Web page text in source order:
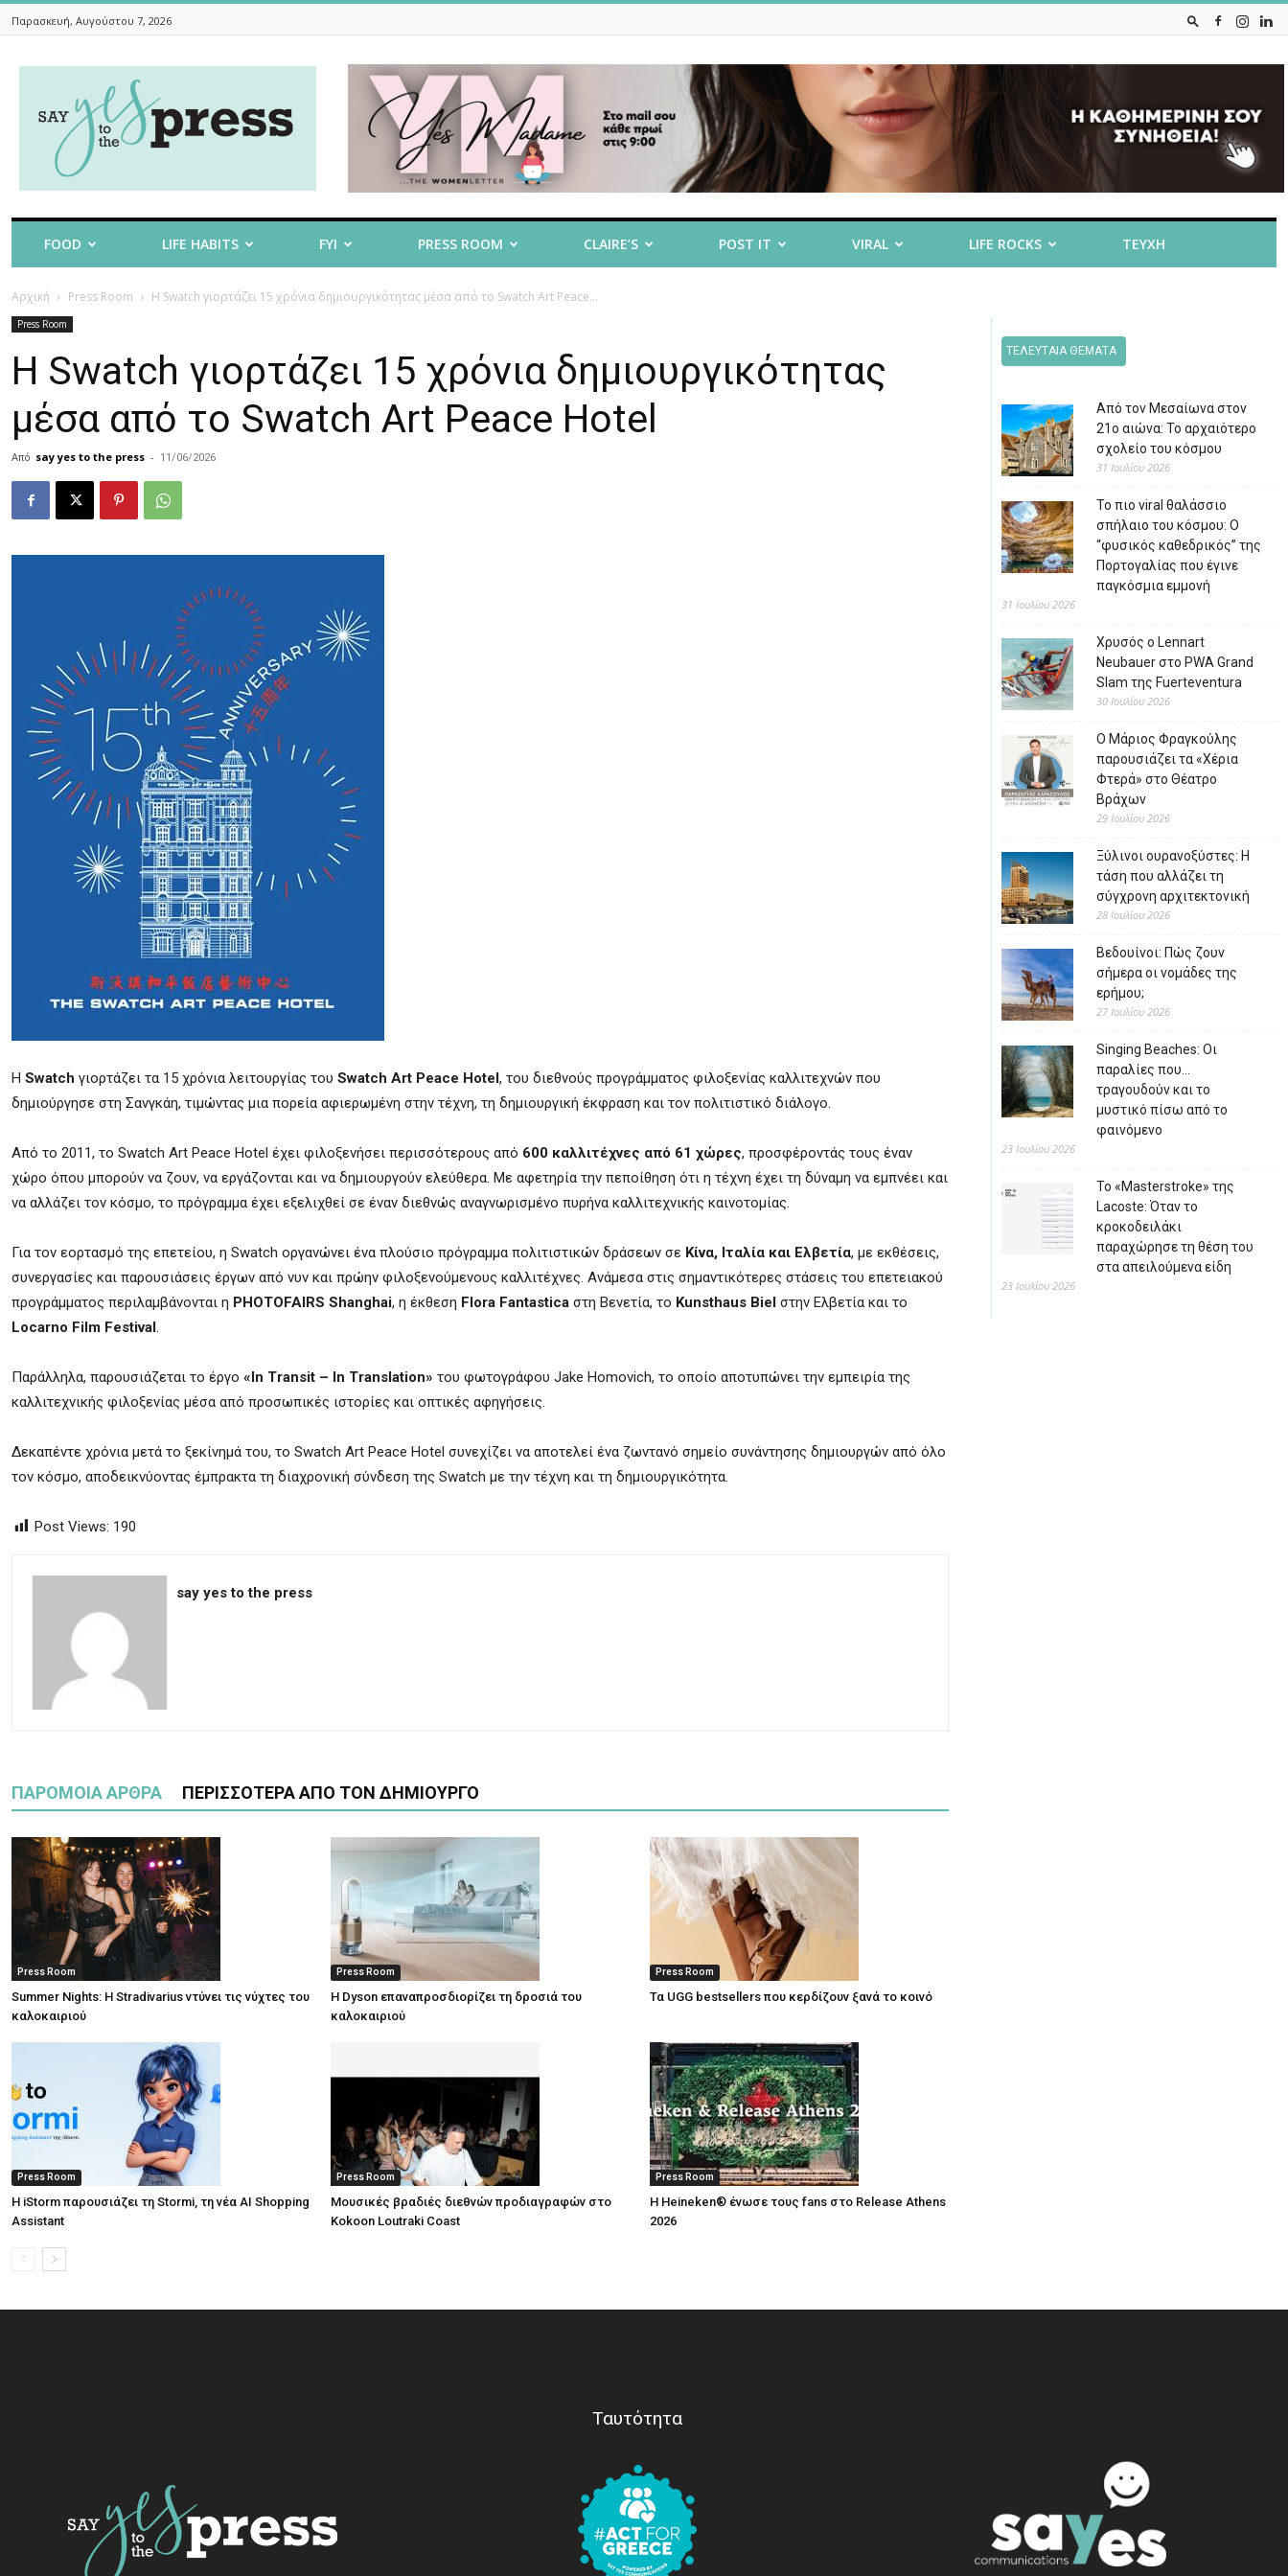
Παρασκευή, Αυγούστου 7, 2026
To
The
FOOD LIFE HABITS FYI PRESS ROOM CLAIRE’S POST IT VIRAL LIFE ROCKS ΤΕΥΧΗ
Αρχική Press Room Η Swatch γιορτάζει 15 χρόνια δημιουργικότητας μέσα από το Swatch Art Peace...
Press Room
Η Swatch γιορτάζει 15 χρόνια δημιουργικότητας
μέσα από το Swatch Art Peace Hotel
Από say yes to the press - 11/06/2026
Η Swatch γιορτάζει τα 15 χρόνια λειτουργίας του Swatch Art Peace Hotel, του διεθνούς προγράμματος φιλοξενίας καλλιτεχνών που
δημιούργησε στη Σανγκάη, τιμώντας μια πορεία αφιερωμένη στην τέχνη, τη δημιουργική έκφραση και τον πολιτιστικό διάλογο.
Από το 2011, το Swatch Art Peace Hotel έχει φιλοξενήσει περισσότερους από 600 καλλιτέχνες από 61 χώρες, προσφέροντάς τους έναν
χώρο όπου μπορούν να ζουν, να εργάζονται και να δημιουργούν ελεύθερα. Με αφετηρία την πεποίθηση ότι η τέχνη έχει τη δύναμη να εμπνέει και
να αλλάζει τον κόσμο, το πρόγραμμα έχει εξελιχθεί σε έναν διεθνώς αναγνωρισμένο πυρήνα καλλιτεχνικής καινοτομίας.
Για τον εορτασμό της επετείου, η Swatch οργανώνει ένα πλούσιο πρόγραμμα πολιτιστικών δράσεων σε Κίνα, Ιταλία και Ελβετία, με εκθέσεις,
συνεργασίες και παρουσιάσεις έργων από νυν και πρώην φιλοξενούμενους καλλιτέχνες. Ανάμεσα στις σημαντικότερες στάσεις του επετειακού
προγράμματος περιλαμβάνονται η PHOTOFAIRS Shanghai, η έκθεση Flora Fantastica στη Βενετία, το Kunsthaus Biel στην Ελβετία και το
Locarno Film Festival.
Παράλληλα, παρουσιάζεται το έργο «In Transit – In Translation» του φωτογράφου Jake Homovich, το οποίο αποτυπώνει την εμπειρία της
καλλιτεχνικής φιλοξενίας μέσα από προσωπικές ιστορίες και οπτικές αφηγήσεις.
Δεκαπέντε χρόνια μετά το ξεκίνημά του, το Swatch Art Peace Hotel συνεχίζει να αποτελεί ένα ζωντανό σημείο συνάντησης δημιουργών από όλο
τον κόσμο, αποδεικνύοντας έμπρακτα τη διαχρονική σύνδεση της Swatch με την τέχνη και τη δημιουργικότητα.
Post Views: 190
say yes to the press
ΠΑΡΟΜΟΙΑ ΑΡΘΡΑ ΠΕΡΙΣΣΟΤΕΡΑ ΑΠΟ ΤΟΝ ΔΗΜΙΟΥΡΓΟ
Press Room
Summer Nights: Η Stradivarius ντύνει τις νύχτες του
καλοκαιριού
Press Room
Η Dyson επαναπροσδιορίζει τη δροσιά του
καλοκαιριού
Press Room
Τα UGG bestsellers που κερδίζουν ξανά το κοινό
Press Room
Η iStorm παρουσιάζει τη Stormi, τη νέα AI Shopping
Assistant
Press Room
Μουσικές βραδιές διεθνών προδιαγραφών στο
Kokoon Loutraki Coast
Press Room
Η Heineken® ένωσε τους fans στο Release Athens
2026
ΤΕΛΕΥΤΑΙΑ ΘΕΜΑΤΑ
Από τον Μεσαίωνα στον
21ο αιώνα: Το αρχαιότερο
σχολείο του κόσμου
31 Ιουλίου 2026
Το πιο viral θαλάσσιο
σπήλαιο του κόσμου: Ο
“φυσικός καθεδρικός” της
Πορτογαλίας που έγινε
παγκόσμια εμμονή
31 Ιουλίου 2026
Χρυσός ο Lennart
Neubauer στο PWA Grand
Slam της Fuerteventura
30 Ιουλίου 2026
Ο Μάριος Φραγκούλης
παρουσιάζει τα «Χέρια
Φτερά» στο Θέατρο
Βράχων
29 Ιουλίου 2026
Ξύλινοι ουρανοξύστες: Η
τάση που αλλάζει τη
σύγχρονη αρχιτεκτονική
28 Ιουλίου 2026
Βεδουίνοι: Πώς ζουν
σήμερα οι νομάδες της
ερήμου;
27 Ιουλίου 2026
Singing Beaches: Οι
παραλίες που…
τραγουδούν και το
μυστικό πίσω από το
φαινόμενο
23 Ιουλίου 2026
Το «Masterstroke» της
Lacoste: Όταν το
κροκοδειλάκι
παραχώρησε τη θέση του
στα απειλούμενα είδη
23 Ιουλίου 2026
Ταυτότητα